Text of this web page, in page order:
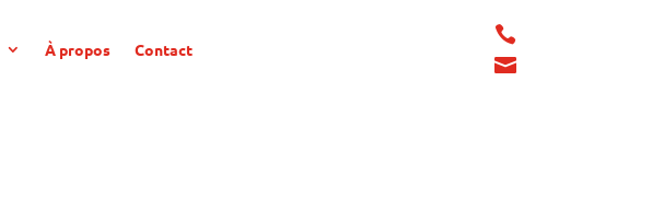
À propos Contact

